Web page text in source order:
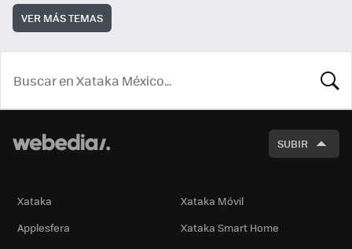
VER MÁS TEMAS
SUBIR
Xataka
Xataka Móvil
Applesfera
Xataka Smart Home